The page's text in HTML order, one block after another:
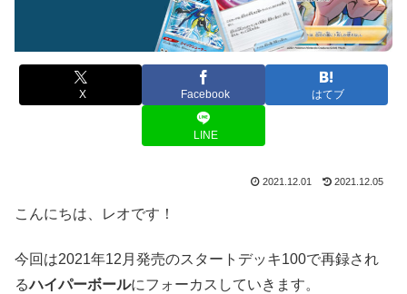
X Facebook はてブ
LINE
2021.12.01 2021.12.05
こんにちは、レオです！
今回は2021年12月発売のスタートデッキ100で再録され
るハイパーボールにフォーカスしていきます。